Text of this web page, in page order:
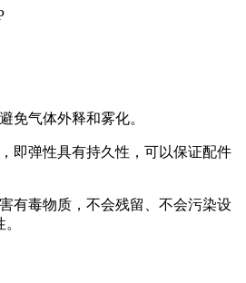
免气体外释和雾化。
即弹性具有持久性，可以保证配件
有毒物质，不会残留、不会污染设